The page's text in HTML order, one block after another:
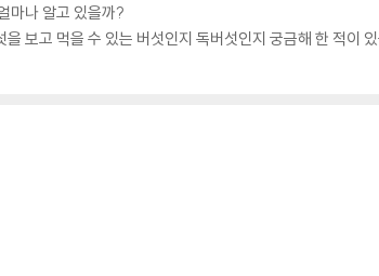
마나 알고 있을까?
보고 먹을 수 있는 버섯인지 독버섯인지 궁금해 한 적이